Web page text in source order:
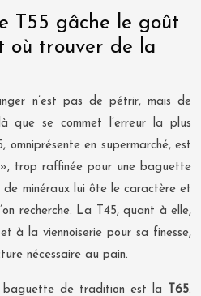
T55 gâche le goût
où trouver de la
n’est pas de pétrir, mais de
que se commet l’erreur la plus
en supermarché, est
trop raffinée pour une baguette
minéraux lui ôte le caractère et
recherche. La T45, quant à elle,
à la viennoiserie pour sa finesse,
nécessaire au pain.
de tradition est la T65.